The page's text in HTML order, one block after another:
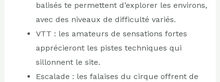
balisés te permettent d’explorer les environs,
avec des niveaux de difficulté variés.
VTT : les amateurs de sensations fortes
apprécieront les pistes techniques qui
sillonnent le site.
Escalade : les falaises du cirque offrent de